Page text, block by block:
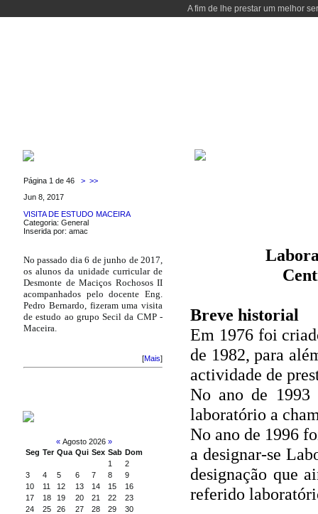
A fim de lhe prestar um melhor
Página 1 de 46 > >>
Jun 8, 2017
VISITA DE ESTUDO MACEIRA
Categoria: General
Inserida por: amac
No passado dia 6 de junho de 2017,
os alunos da unidade curricular de
Desmonte de Maciços Rochosos II
acompanhados pelo docente Eng.
Pedro Bernardo, fizeram uma visita
de estudo ao grupo Secil da CMP -
Maceira.
[Mais]
« Agosto 2026 »
Seg Ter Qua Qui Sex Sab Dom
1
2
3
4 5 6 7 8
9
10
11 12 13 14 15
16
17
18 19 20 21 22
23
24
25 26 27 28 29
30
Breve historial
Em 1976 foi
de 1982, para
actividade de
No ano de 1993
laboratório a
No ano de 1996
a designar-se
designação que
referido